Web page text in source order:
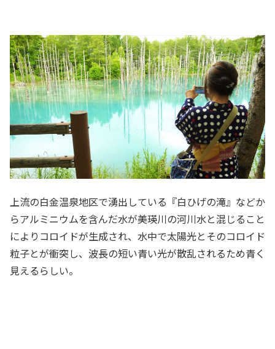
上流の白金温泉地区で湧出している『白ひげの滝』などか
らアルミニウムを含んだ水が美瑛川の河川水と混じること
によりコロイドが生成され、水中で太陽光とそのコロイド
粒子とが衝突し、波長の短い青い光が散乱されるため青く
見えるらしい。